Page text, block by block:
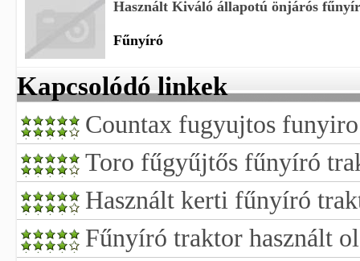
Használt Kiváló állapotú önjárós
Fűnyíró
Kapcsolódó linkek
Countax fugyujtos
Toro fűgyűjtős fűnyíró
Használt kerti fűnyíró
Fűnyíró traktor használt